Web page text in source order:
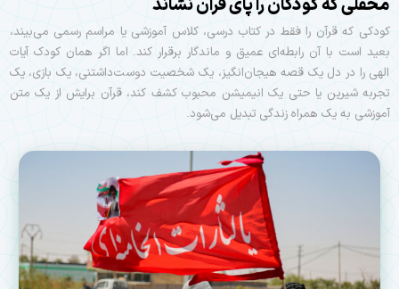
کودکی که قرآن را فقط در کتاب درسی، کلاس آموزشی یا مراسم رسمی می‌بیند،
بعید است با آن رابطه‌ای عمیق و ماندگار برقرار کند. اما اگر همان کودک آیات
الهی را در دل یک قصه هیجان‌انگیز، یک شخصیت دوست‌داشتنی، یک بازی، یک
تجربه شیرین یا حتی یک انیمیشن محبوب کشف کند، قرآن برایش از یک متن
آموزشی به یک همراه زندگی تبدیل می‌شود.